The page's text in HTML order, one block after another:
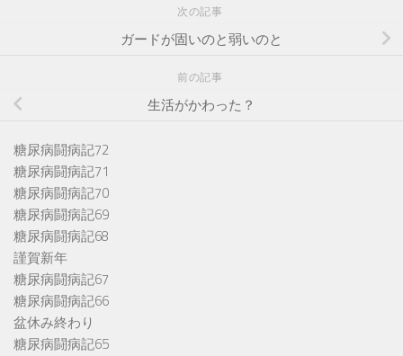
次の記事
ガードが固いのと弱いのと
前の記事
生活がかわった？
糖尿病闘病記72
糖尿病闘病記71
糖尿病闘病記70
糖尿病闘病記69
糖尿病闘病記68
謹賀新年
糖尿病闘病記67
糖尿病闘病記66
盆休み終わり
糖尿病闘病記65